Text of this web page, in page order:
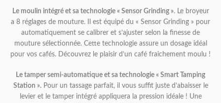
Le moulin intégré et sa technologie « Sensor Grinding ». Le broyeur
a 8 réglages de mouture. Il est équipé du « Sensor Grinding » pour
automatiquement se calibrer et s’ajuster selon la finesse de
mouture sélectionnée. Cette technologie assure un dosage idéal
pour vos cafés. Découvrez le plaisir d’un café fraichement moulu !
Le tamper semi-automatique et sa technologie « Smart Tamping
Station ».Pour un tassage parfait, il vous suffit juste d’abaisser le
levier et le tamper intégré appliquera la pression idéale ! Une